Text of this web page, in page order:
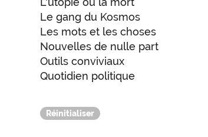
Le gang du Kosmos
Les mots et les choses
Nouvelles de nulle part
Outils conviviaux
Quotidien politique